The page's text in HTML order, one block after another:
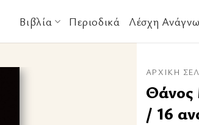
Βιβλία Περιοδικά Λέσχη
ΑΡΧΙΚΉ
Θάνος
/ 16